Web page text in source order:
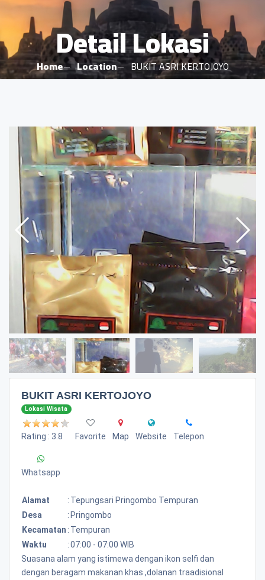
Detail Lokasi
Home Location BUKIT ASRI KERTOJOYO
BUKIT ASRI KERTOJOYO
Lokasi Wisata
Rating : 3.8 Favorite Map Website Telepon
Whatsapp
Alamat : Tepungsari Pringombo Tempuran
Desa
: Pringombo
Kecamatan : Tempuran
Waktu
:07:00 - 07:00 WIB
Suasana alam yang istimewa dengan ikon selfi dan
dengan beragam makanan khas ,dolanan traadisional